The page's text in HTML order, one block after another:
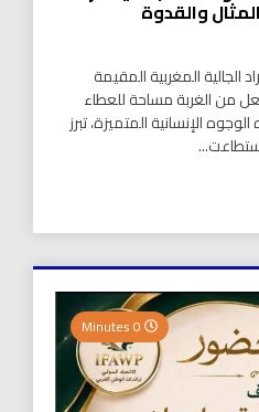
والقدوة
المغربية المقيمة
من الغربة مساحة للعطاء
الإنسانية المتميزة، تبرز